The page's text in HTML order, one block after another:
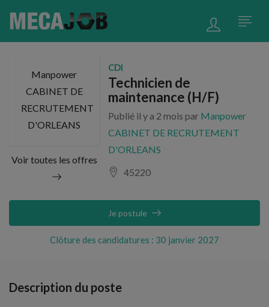
Manpower
CABINET DE
RECRUTEMENT
D'ORLEANS
Voir toutes les offres
CDI
Technicien de
maintenance (H/F)
Publié il y a 2 mois par Manpower
CABINET DE RECRUTEMENT
D'ORLEANS
45220
Clôture des candidatures : 30 janvier 2027
Je postule
Description du poste